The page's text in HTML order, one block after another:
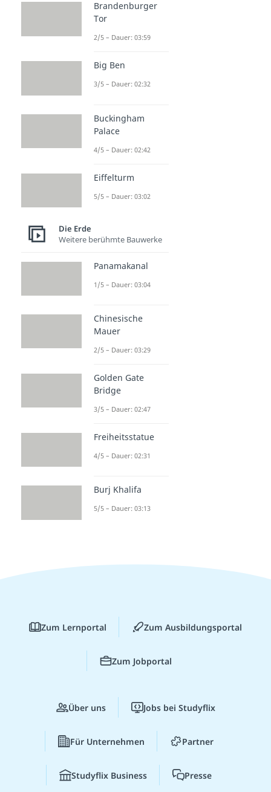
Kaspisches Meer
Dauer: 05:12
Der Nil
Ganges
Dauer: 03:48
Flüsse Deutschland
Dauer: 05:02
Dauer: 03:40
Rhein Verlauf
Brandenburger
Tor
2/5 – Dauer: 03:59
Big Ben
3/5 – Dauer: 02:32
Buckingham
Palace
4/5 – Dauer: 02:42
Eiffelturm
5/5 – Dauer: 03:02
Die Erde
Weitere berühmte Bauwerke
Panamakanal
1/5 – Dauer: 03:04
Chinesische
Mauer
2/5 – Dauer: 03:29
Golden Gate
Bridge
3/5 – Dauer: 02:47
Freiheitsstatue
4/5 – Dauer: 02:31
Burj Khalifa
5/5 – Dauer: 03:13
Zum Lernportal Zum Ausbildungsportal
Zum Jobportal
Über uns Jobs bei Studyflix
Für Unternehmen Partner
Studyflix Business Presse